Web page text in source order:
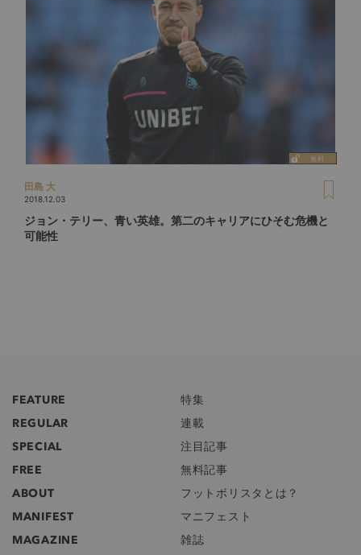
田島 大
2018.12.03
ジョン・テリー、青い英雄。第二のキャリアにひそむ危機と
可能性
FEATURE
特集
REGULAR
連載
SPECIAL
注目記事
FREE
無料記事
ABOUT
フットボリスタとは？
MANIFEST
マニフェスト
MAGAZINE
雑誌